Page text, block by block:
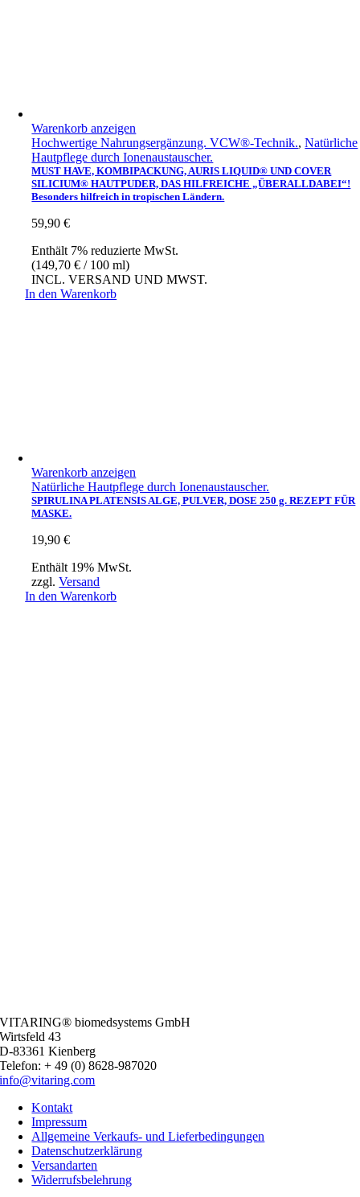
Warenkorb anzeigen
Hochwertige Nahrungsergänzung. VCW®-Technik.,Natürliche
Hautpflege durch Ionenaustauscher.
MUST HAVE, KOMBIPACKUNG, AURIS LIQUID® UND COVER
SILICIUM® HAUTPUDER, DAS HILFREICHE „ÜBERALLDABEI“!
Besonders hilfreich in tropischen Ländern.
59,90€
Enthält 7% reduzierte MwSt.
(149,70€ / 100 ml)
INCL. VERSAND UND MWST.
In den Warenkorb
Warenkorb anzeigen
Natürliche Hautpflege durch Ionenaustauscher.
SPIRULINA PLATENSIS ALGE, PULVER, DOSE 250 g. REZEPT FÜR
MASKE.
19,90€
Enthält 19% MwSt.
zzgl.Versand
In den Warenkorb
VITARING® biomedsystems GmbH
Wirtsfeld 43
D-83361 Kienberg
Telefon: + 49 (0) 8628-987020
info@vitaring.com
Kontakt
Impressum
Allgemeine Verkaufs- und Lieferbedingungen
Datenschutzerklärung
Versandarten
Widerrufsbelehrung